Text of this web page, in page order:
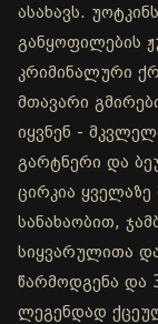
ასახავს.
განყოფილების
კრიმინალური
მთავარი
იყვნენ -
გარტნერი და
ცირკია
სანახაობით,
სიყვარულითა
წარმოდგენა და
ლეგენდად